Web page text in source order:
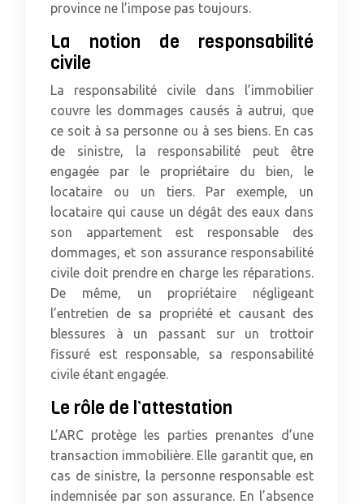
province ne l’impose pas toujours.
La notion de responsabilité
civile
La responsabilité civile dans l’immobilier
couvre les dommages causés à autrui, que
ce soit à sa personne ou à ses biens. En cas
de sinistre, la responsabilité peut être
engagée par le propriétaire du bien, le
locataire ou un tiers. Par exemple, un
locataire qui cause un dégât des eaux dans
son appartement est responsable des
dommages, et son assurance responsabilité
civile doit prendre en charge les réparations.
De même, un propriétaire négligeant
l’entretien de sa propriété et causant des
blessures à un passant sur un trottoir
fissuré est responsable, sa responsabilité
civile étant engagée.
Le rôle de l’attestation
L’ARC protège les parties prenantes d’une
transaction immobilière. Elle garantit que, en
cas de sinistre, la personne responsable est
indemnisée par son assurance. En l’absence